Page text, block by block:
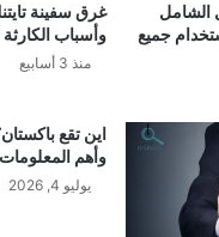
الشامل
جميع
غرق سفينة
وأسباب
منذ 3 أسابيع
اين تقع
وأهم المعلومات
يوليو 4, 2026